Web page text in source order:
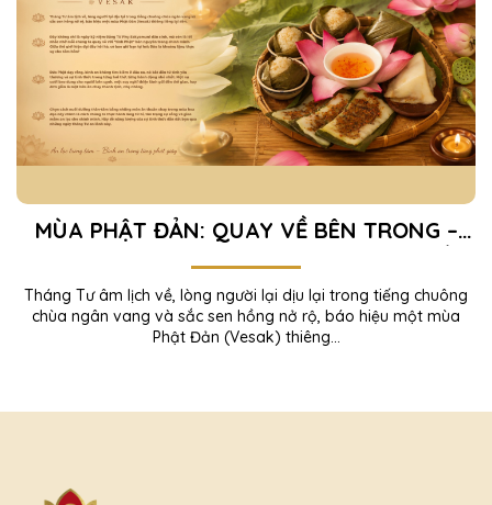
MÙA PHẬT ĐẢN: QUAY VỀ BÊN TRONG –
TÌM AN YÊN TRONG TỪNG KHOẢNH KHẮC
Tháng Tư âm lịch về, lòng người lại dịu lại trong tiếng chuông
chùa ngân vang và sắc sen hồng nở rộ, báo hiệu một mùa
Phật Đản (Vesak) thiêng...